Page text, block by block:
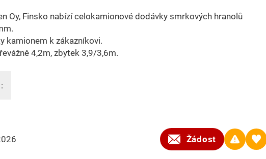
Oy, Finsko nabízí celokamionové dodávky smrkových hranolů
kamionem k zákazníkovi.
4,2m, zbytek 3,9/3,6m.
Žádost